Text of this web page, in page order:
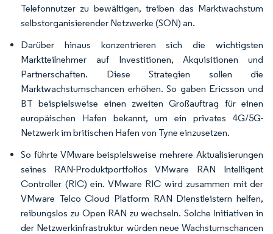
Telefonnutzer zu bewältigen, treiben das Marktwachstum
selbstorganisierender Netzwerke (SON) an.
Darüber hinaus konzentrieren sich die wichtigsten
Marktteilnehmer auf Investitionen, Akquisitionen und
Partnerschaften. Diese Strategien sollen die
Marktwachstumschancen erhöhen. So gaben Ericsson und
BT beispielsweise einen zweiten Großauftrag für einen
europäischen Hafen bekannt, um ein privates 4G/5G-
Netzwerk im britischen Hafen von Tyne einzusetzen.
So führte VMware beispielsweise mehrere Aktualisierungen
seines RAN-Produktportfolios VMware RAN Intelligent
Controller (RIC) ein. VMware RIC wird zusammen mit der
VMware Telco Cloud Platform RAN Dienstleistern helfen,
reibungslos zu Open RAN zu wechseln. Solche Initiativen in
der Netzwerkinfrastruktur würden neue Wachstumschancen